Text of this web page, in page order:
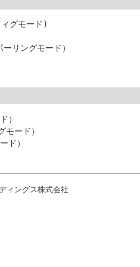
グモード)
）
モード）
ド）
ィングス株式会社